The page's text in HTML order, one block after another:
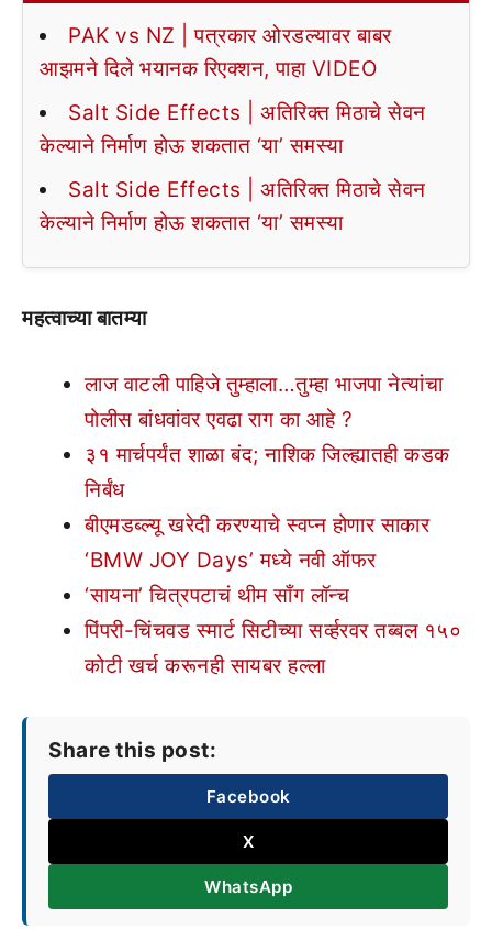
PAK vs NZ | पत्रकार ओरडल्यावर बाबर
आझमने दिले भयानक रिएक्शन, पाहा VIDEO
Salt Side Effects | अतिरिक्त मिठाचे सेवन
केल्याने निर्माण होऊ शकतात ‘या’ समस्या
Salt Side Effects | अतिरिक्त मिठाचे सेवन
केल्याने निर्माण होऊ शकतात ‘या’ समस्या
महत्वाच्या बातम्या
लाज वाटली पाहिजे तुम्हाला…तुम्हा भाजपा नेत्यांचा
पोलीस बांधवांवर एवढा राग का आहे ?
३१ मार्चपर्यंत शाळा बंद; नाशिक जिल्ह्यातही कडक
निर्बंध
बीएमडब्ल्यू खरेदी करण्याचे स्वप्न होणार साकार
‘BMW JOY Days’ मध्ये नवी ऑफर
‘सायना’ चित्रपटाचं थीम साँग लॉन्च
पिंपरी-चिंचवड स्मार्ट सिटीच्या सर्व्हरवर तब्बल १५०
कोटी खर्च करूनही सायबर हल्ला
Share this post:
Facebook
X
WhatsApp